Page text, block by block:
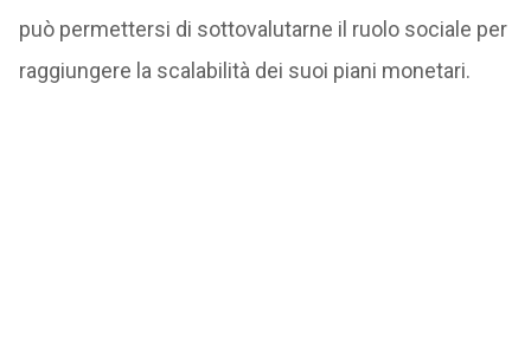
può permettersi di sottovalutarne il ruolo sociale per
raggiungere la scalabilità dei suoi piani monetari.